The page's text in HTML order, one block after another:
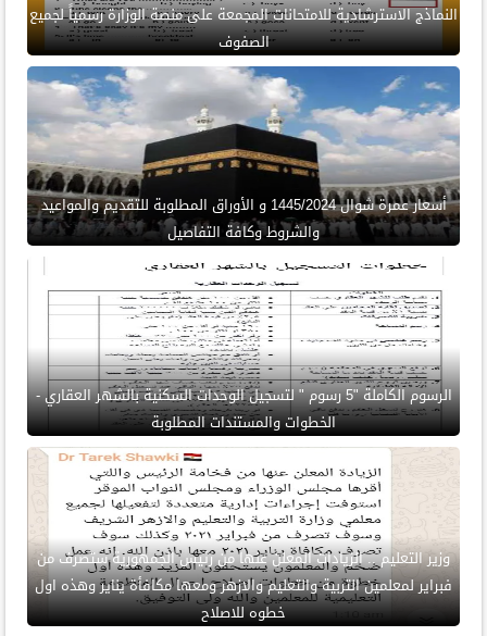
النماذج الاسترشادية للامتحانات المجمعة على منصة الوزارة رسمياً لجميع
الصفوف
أسعار عمرة شوال 1445/2024 و الأوراق المطلوبة للتقديم والمواعيد
والشروط وكافة التفاصيل
الرسوم الكاملة "5 رسوم " لتسجيل الوحدات السكنية بالشهر العقاري -
الخطوات والمستندات المطلوبة
وزير التعليم .. الزيادات المعلن عنها من رئيس الجمهورية ستصرف من
فبراير لمعلمين التربية والتعليم والازهر ومعها مكافأة يناير وهذه اول
خطوه للاصلاح